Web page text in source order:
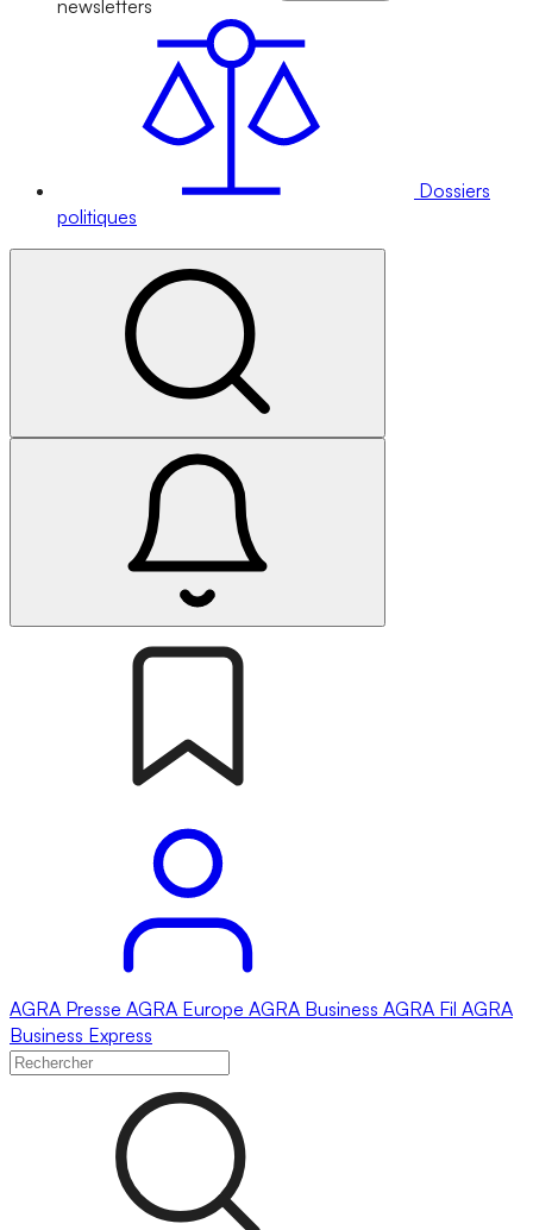
newsletters
Dossiers
politiques
AGRA Presse AGRA Europe AGRA Business AGRA Fil AGRA
Business Express